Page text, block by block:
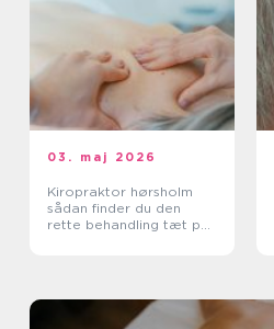
03. maj 2026
Kiropraktor hørsholm
sådan finder du den
rette behandling tæt på